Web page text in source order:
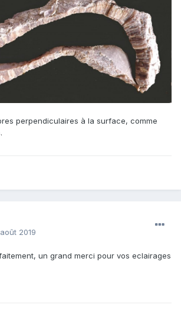
perpendiculaires à la surface, comme
2019
un grand merci pour vos eclairages